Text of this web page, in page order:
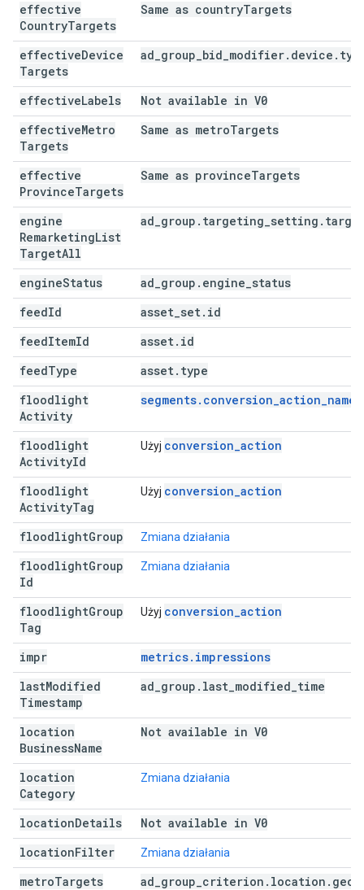
effective
CountryTargets
Same as countryTargets
effectiveDevice
Targets
ad group bid modifier. device .
effectiveLabels
Not available in V0
effectiveMetro
Targets
Same as metroTargets
effective
ProvinceTargets
Same as provinceTargets
engine
RemarketingList
TargetAll
ad group . targeting setting .
engineStatus ad group . engine status
feedId asset set. id
feedItemId asset. id
feedType asset. type
floodlight
Activity
segments.conversion_action_name
floodlight
ActivityId
Użyj conversion_action
floodlight
ActivityTag
Użyj conversion_action
floodlightGroup Zmiana działania
floodlightGroup
Id
Zmiana działania
floodlightGroup
Tag
Użyj conversion_action
impr
metrics.impressions
lastModified
Timestamp
ad group . last modified time
location
BusinessName
Not available in V0
location
Category
Zmiana działania
locationDetails
Not available in V0
locationFilter Zmiana działania
metroTargets ad group criterion . location . geo